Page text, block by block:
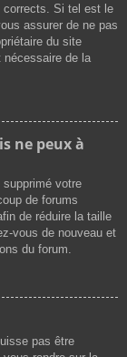
corrects. Si tel est le
assurer de ne pas
du site
nécessaire de la
ne peux à
supprimé votre
de forums
de réduire la taille
vous de nouveau et
du forum.
pas être